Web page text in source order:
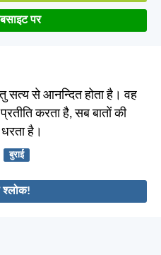
पर
सत्य से आनन्दित होता है। वह
करता है, सब बातों की
है।
बुराई
श्लोक!